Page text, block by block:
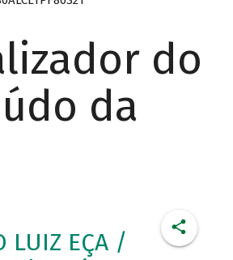
do
da
LUIZ EÇA /